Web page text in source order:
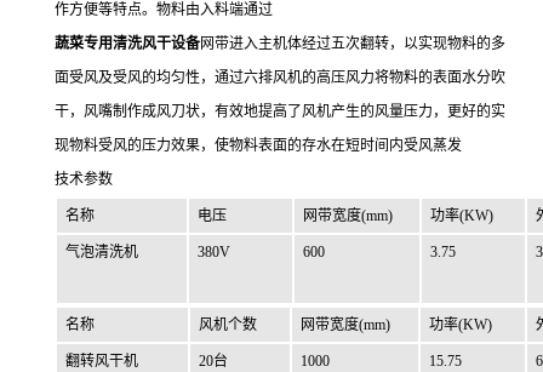
作方便等特点。物料由入料端通过
蔬菜专用清洗风干设备网带进入主机体经过五次翻转，以实现物料的多
面受风及受风的均匀性，通过六排风机的高压风力将物料的表面水分吹
干，风嘴制作成风刀状，有效地提高了风机产生的风量压力，更好的实
现物料受风的压力效果，使物料表面的存水在短时间内受风蒸发
技术参数
名称 电压 网带宽度(mm) 功率(KW)
气泡清洗机 380V 600 3.75
名称 风机个数 网带宽度(mm) 功率(KW)
翻转风干机 20台 1000 15.75